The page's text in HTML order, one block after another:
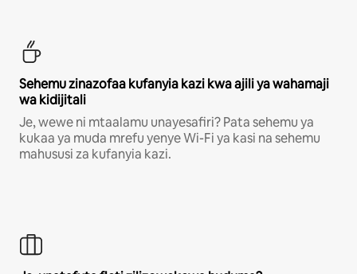
Sehemu zinazofaa kufanyia kazi kwa ajili ya wahamaji
wa kidijitali
Je, wewe ni mtaalamu unayesafiri? Pata sehemu ya
kukaa ya muda mrefu yenye Wi-Fi ya kasi na sehemu
mahususi za kufanyia kazi.